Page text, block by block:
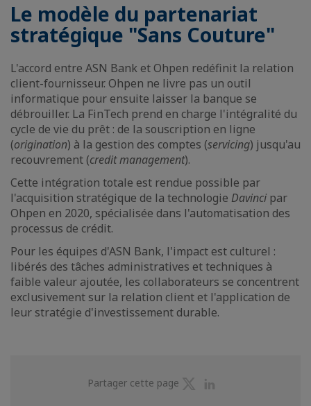
Le modèle du partenariat
stratégique "Sans Couture"
L'accord entre ASN Bank et Ohpen redéfinit la relation
client-fournisseur. Ohpen ne livre pas un outil
informatique pour ensuite laisser la banque se
débrouiller. La FinTech prend en charge l'intégralité du
cycle de vie du prêt : de la souscription en ligne
(origination) à la gestion des comptes (servicing) jusqu'au
recouvrement (credit management).
Cette intégration totale est rendue possible par
l'acquisition stratégique de la technologie Davinci par
Ohpen en 2020, spécialisée dans l'automatisation des
processus de crédit.
Pour les équipes d'ASN Bank, l'impact est culturel :
libérés des tâches administratives et techniques à
faible valeur ajoutée, les collaborateurs se concentrent
exclusivement sur la relation client et l'application de
leur stratégie d'investissement durable.
Partager cette page
Partager